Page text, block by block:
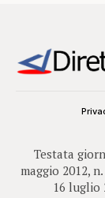
Testata
maggio 2012,
16 luglio